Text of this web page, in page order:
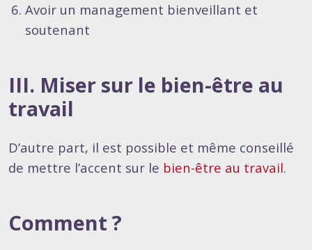
Avoir un management bienveillant et
soutenant
III. Miser sur le bien-être au
travail
D’autre part, il est possible et même conseillé
de mettre l’accent sur le bien-être au travail.
Comment ?